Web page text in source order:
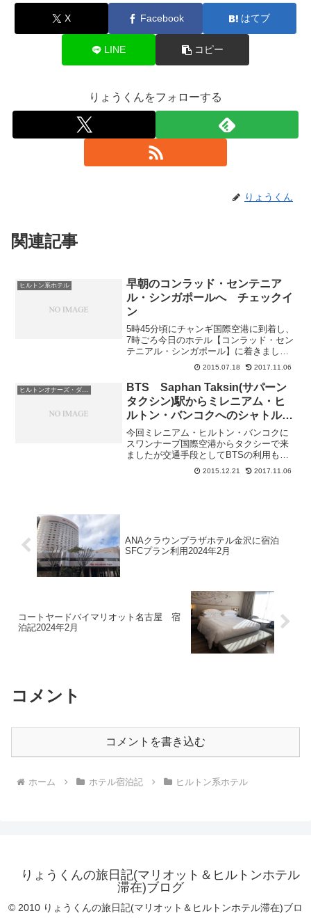
X Facebook はてブ
LINE コピー
りょうくんをフォローする
りょうくん
関連記事
ヒルトン系ホテル
早朝のコンラッド・センテニア
ル・シンガポールへ チェックイ
ン
5時45分頃にチャンギ国際空港に到着し、
7時ごろ今日のホテル【コンラッド・セン
テニアル・シンガポール】に着きまし
た。ちょうど朝日が昇り始める頃です。
周囲に人気はありません。チェックイン
の時間は14時です。かなり早いのですが
とりあえずフロント...
2015.07.18 2017.11.06
BTS Saphan Taksin(サパーン
タクシン)駅からミレニアム・ヒ
ルトン・バンコクへのシャトルボ
ートについて
今回ミレニアム・ヒルトン・バンコクに
スワンナープ国際空港からタクシーで来
ましたが交通手段としてBTSの利用も検
討いたしました。これからミレニアム・
ヒルトン・バンコクまでBTSの利用を検
2015.12.21 2017.11.06
ANAクラウンプラザホテル金沢に宿泊
SFCプラン利用2024年2月
コートヤードバイマリオット名古屋 宿
泊記2024年2月
コメント
コメントを書き込む
ホーム ホテル宿泊記 ヒルトン系ホテル
りょうくんの旅日記(マリオット＆ヒルトンホテル
滞在)ブログ
© 2010 りょうくんの旅日記(マリオット＆ヒルトンホテル滞在)ブロ